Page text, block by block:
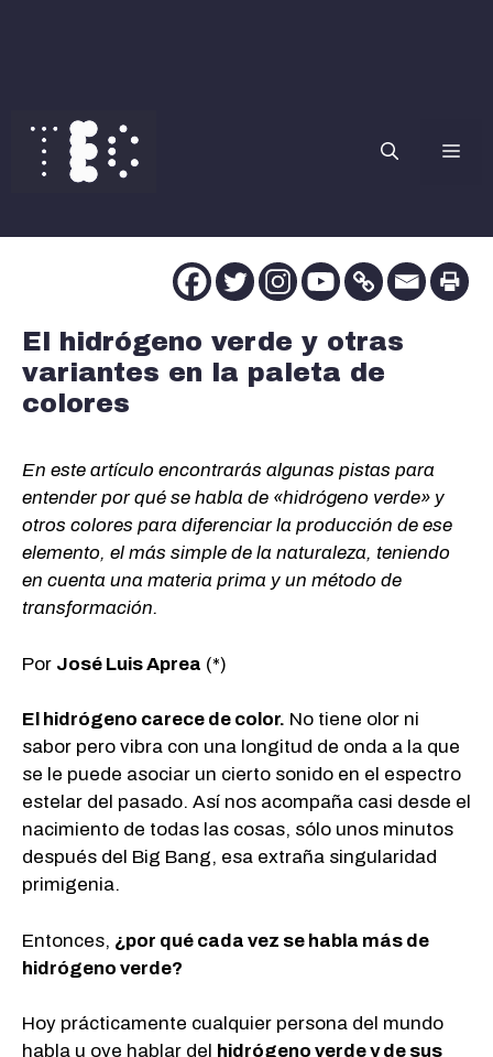
contenido
El hidrógeno verde y otras
variantes en la paleta de
colores
En este artículo encontrarás algunas pistas para
entender por qué se habla de «hidrógeno verde» y
otros colores para diferenciar la producción de ese
elemento, el más simple de la naturaleza, teniendo
en cuenta una materia prima y un método de
transformación.
Por José Luis Aprea (*)
El hidrógeno carece de color. No tiene olor ni
sabor pero vibra con una longitud de onda a la que
se le puede asociar un cierto sonido en el espectro
estelar del pasado. Así nos acompaña casi desde el
nacimiento de todas las cosas, sólo unos minutos
después del Big Bang, esa extraña singularidad
primigenia.
Entonces, ¿por qué cada vez se habla más de
hidrógeno verde?
Hoy prácticamente cualquier persona del mundo
habla u oye hablar del hidrógeno verde y de sus